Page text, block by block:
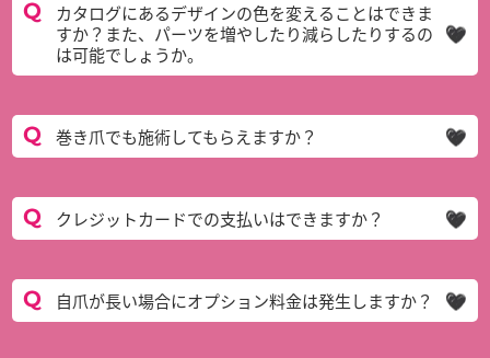
カタログにあるデザインの色を変えることはできま
すか？また、パーツを増やしたり減らしたりするの
は可能でしょうか。
巻き爪でも施術してもらえますか？
クレジットカードでの支払いはできますか？
自爪が長い場合にオプション料金は発生しますか？